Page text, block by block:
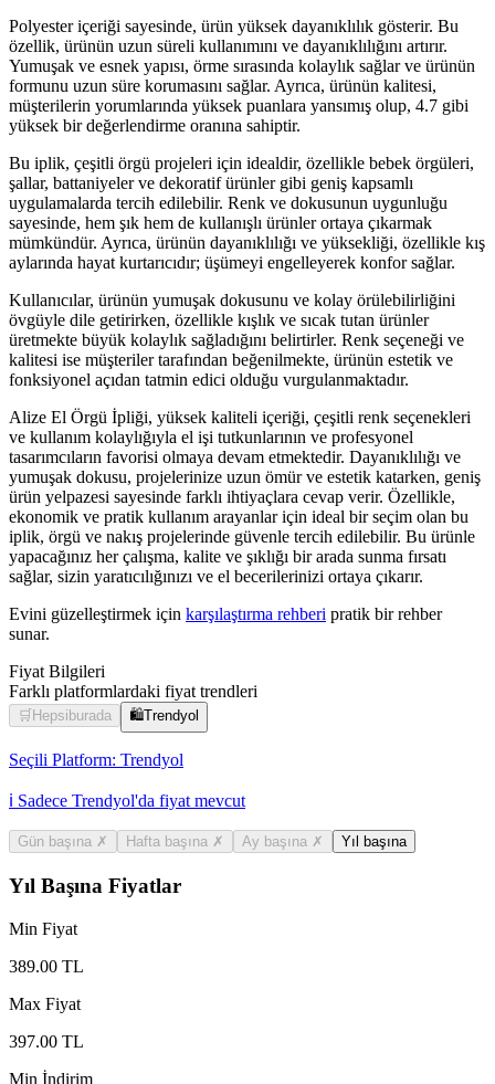
Polyester içeriği sayesinde, ürün yüksek dayanıklılık gösterir. Bu
özellik, ürünün uzun süreli kullanımını ve dayanıklılığını artırır.
Yumuşak ve esnek yapısı, örme sırasında kolaylık sağlar ve ürünün
formunu uzun süre korumasını sağlar. Ayrıca, ürünün kalitesi,
müşterilerin yorumlarında yüksek puanlara yansımış olup, 4.7 gibi
yüksek bir değerlendirme oranına sahiptir.
Bu iplik, çeşitli örgü projeleri için idealdir, özellikle bebek örgüleri,
şallar, battaniyeler ve dekoratif ürünler gibi geniş kapsamlı
uygulamalarda tercih edilebilir. Renk ve dokusunun uygunluğu
sayesinde, hem şık hem de kullanışlı ürünler ortaya çıkarmak
mümkündür. Ayrıca, ürünün dayanıklılığı ve yüksekliği, özellikle kış
aylarında hayat kurtarıcıdır; üşümeyi engelleyerek konfor sağlar.
Kullanıcılar, ürünün yumuşak dokusunu ve kolay örülebilirliğini
övgüyle dile getirirken, özellikle kışlık ve sıcak tutan ürünler
üretmekte büyük kolaylık sağladığını belirtirler. Renk seçeneği ve
kalitesi ise müşteriler tarafından beğenilmekte, ürünün estetik ve
fonksiyonel açıdan tatmin edici olduğu vurgulanmaktadır.
Alize El Örgü İpliği, yüksek kaliteli içeriği, çeşitli renk seçenekleri
ve kullanım kolaylığıyla el işi tutkunlarının ve profesyonel
tasarımcıların favorisi olmaya devam etmektedir. Dayanıklılığı ve
yumuşak dokusu, projelerinize uzun ömür ve estetik katarken, geniş
ürün yelpazesi sayesinde farklı ihtiyaçlara cevap verir. Özellikle,
ekonomik ve pratik kullanım arayanlar için ideal bir seçim olan bu
iplik, örgü ve nakış projelerinde güvenle tercih edilebilir. Bu ürünle
yapacağınız her çalışma, kalite ve şıklığı bir arada sunma fırsatı
sağlar, sizin yaratıcılığınızı ve el becerilerinizi ortaya çıkarır.
Evini güzelleştirmek için karşılaştırma rehberi pratik bir rehber
sunar.
Fiyat Bilgileri
Farklı platformlardaki fiyat trendleri
🛒 Hepsiburada 🛍️Trendyol
Seçili Platform: Trendyol
ℹ️ Sadece Trendyol'da fiyat mevcut
Gün başına ✗ Hafta başına ✗ Ay başına ✗ Yıl başına
Yıl Başına Fiyatlar
Min Fiyat
389.00 TL
Max Fiyat
397.00 TL
Min İndirim